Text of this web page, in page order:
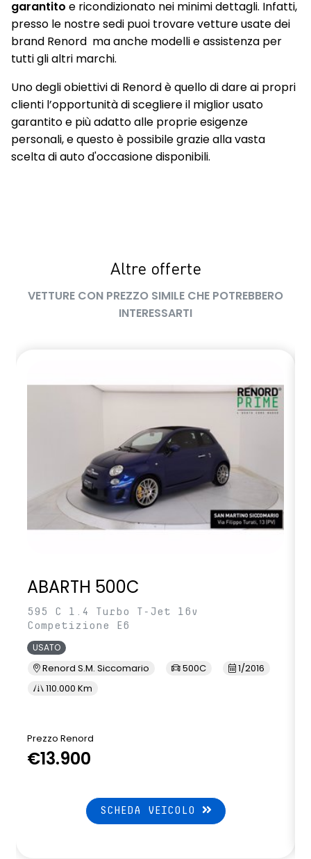
garantito e ricondizionato nei minimi dettagli. Infatti,
presso le nostre sedi puoi trovare vetture usate dei
brand Renord ma anche modelli e assistenza per
tutti gli altri marchi.
Uno degli obiettivi di Renord è quello di dare ai propri
clienti l’opportunità di scegliere il miglior usato
garantito e più adatto alle proprie esigenze
personali, e questo è possibile grazie alla vasta
scelta di auto d'occasione disponibili.
Altre offerte
VETTURE CON PREZZO SIMILE CHE POTREBBERO
INTERESSARTI
ABARTH 500C
595 C 1.4 Turbo T-Jet 16v
Competizione E6
USATO
Renord S.M. Siccomario 500C
1/2016
110.000 Km
Prezzo Renord
€13.900
SCHEDA VEICOLO